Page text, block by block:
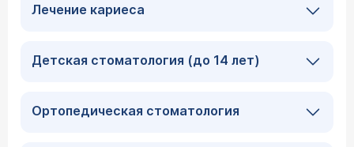
Лечение кариеса
Детская стоматология (до 14 лет)
Ортопедическая стоматология